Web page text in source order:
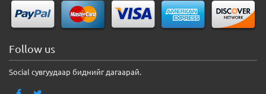
Follow us
Social сувгуудаар биднийг дагаарай.